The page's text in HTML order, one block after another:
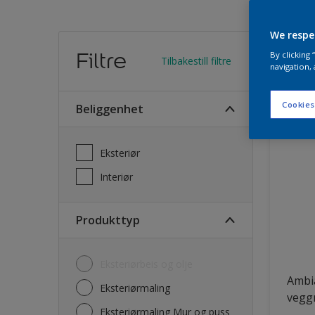
Filtre Tilbakestill filtre
Beliggenhet
Eksteriør
Interiør
Produkttyp
Eksteriørmaling
Eksteriørmaling Mur og puss
We
By clicking
navigation,